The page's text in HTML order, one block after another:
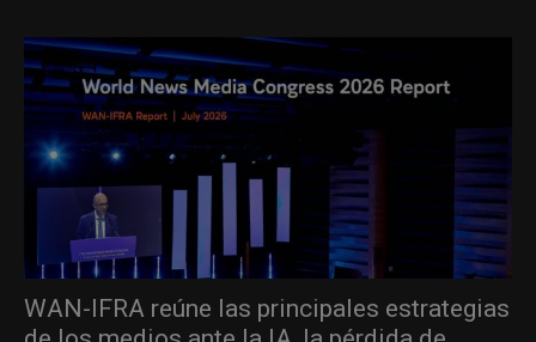
WAN-IFRA reúne las principales estrategias